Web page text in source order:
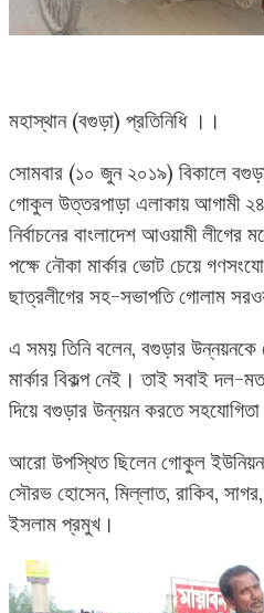
মহাস্থান (বগুড়া) প্রতিনিধি ।।
সোমবার (১০ জুন ২০১৯) বিকালে
গোকুল উত্তরপাড়া এলাকায় আগামী
নির্বাচনের বাংলাদেশ আওয়ামী লীগের
পক্ষে নৌকা মার্কার ভোট চেয়ে
ছাত্রলীগের সহ-সভাপতি গোলাম
এ সময় তিনি বলেন, বগুড়ার উন্নয়নকে
মার্কার বিকল্প নেই। তাই সবাই দল-
দিয়ে বগুড়ার উন্নয়ন করতে
আরো উপস্থিত ছিলেন গোকুল ইউনিয়ন
সৌরভ হোসেন, মিল্লাত, রাকিব, সাগর,
ইসলাম প্রমুখ।